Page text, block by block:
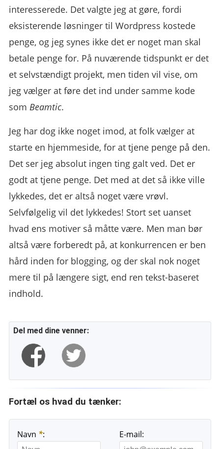
interesserede. Det valgte jeg at gøre, fordi
eksisterende løsninger til Wordpress kostede
penge, og jeg synes ikke det er noget man skal
betale penge for. På nuværende tidspunkt er det
et selvstændigt projekt, men tiden vil vise, om
jeg vælger at føre det ind under samme kode
somBeamtic.
Jeg har dog ikke noget imod, at folk vælger at
starte en hjemmeside, for at tjene penge på den.
Det ser jeg absolut ingen ting galt ved. Det er
godt at tjene penge. Det med at det så ikke ville
lykkedes, det er altså noget være vrøvl.
Selvfølgelig vil det lykkedes! Stort set uanset
hvad ens motiver så måtte være. Men man bør
altså være forberedt på, at konkurrencen er ben
hård inden for blogging, og der skal nok noget
mere til på længere sigt, end ren tekst-baseret
indhold.
Del med dine venner:
Fortæl os hvad du tænker:
Navn *: E-mail: